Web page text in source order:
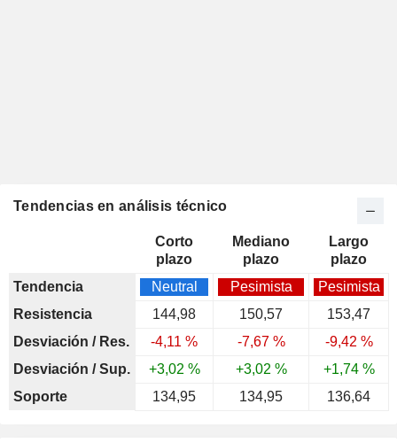
Tendencias en análisis técnico
Corto
plazo
Mediano
plazo
Largo
plazo
Tendencia
Neutral Pesimista
Pesimista
Resistencia
144,98 150,57
153,47
Desviación / Res.
-4,11 % -7,67 %
-9,42 %
Desviación / Sup.
+3,02 % +3,02 %
+1,74 %
Soporte
134,95 134,95 136,64